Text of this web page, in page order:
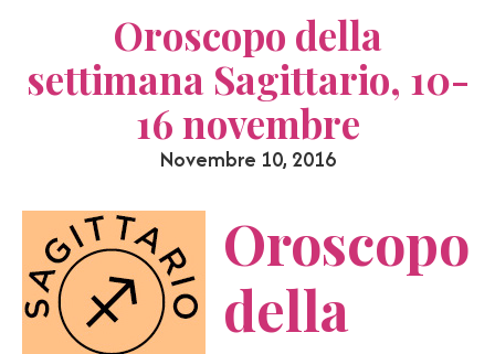
Oroscopo della
settimana Sagittario, 10-
16 novembre
Novembre 10, 2016
Oroscopo
della